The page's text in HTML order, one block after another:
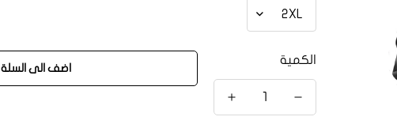
الكمية
اضف الى السلة